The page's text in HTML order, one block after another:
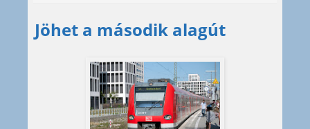
Jöhet a második alagút